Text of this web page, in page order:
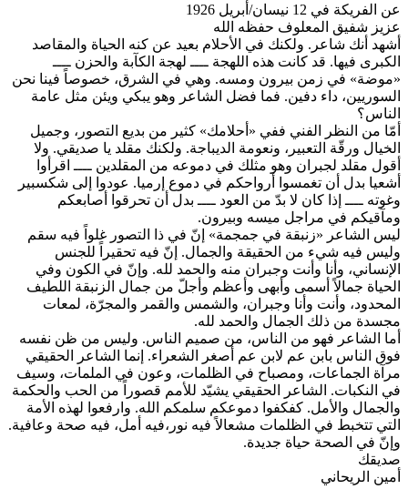
عن الفريكة في 12 نيسان/أبريل 1926
عزيز شفيق المعلوف حفظه الله
أشهد أنك شاعر. ولكنك في الأحلام بعيد عن كنه الحياة والمقاصد
الكبرى فيها. قد كانت هذه اللهجة ــــ لهجة الكآبة والحزن ــــ
«موضة» في زمن بيرون ومسه. وهي في الشرق، خصوصاً فينا نحن
السوريين، داء دفين. فما فضل الشاعر وهو يبكي ويئن مثل عامة
الناس؟
أمّا من النظر الفني ففي «أحلامك» كثير من بديع التصور، وجميل
الخيال ورقّة التعبير، ونعومة الديباجة. ولكنك مقلد يا صديقي. ولا
أقول مقلد لجبران وهو مثلك في دموعه من المقلدين ــــ اقرأوا
أشعيا بدل أن تغمسوا أرواحكم في دموع إرميا. عودوا إلى شكسبير
وغوته ــــ إذا كان لا بدّ من العود ــــ بدل أن تحرقوا أصابعكم
ومآقيكم في مراجل ميسه وبيرون.
ليس الشاعر «زنبقة في جمجمة» إنّ في ذا التصور غلواً فيه سقم
وليس فيه شيء من الحقيقة والجمال. إنّ فيه تحقيراً للجنس
الإنساني، وأنا وأنت وجبران منه والحمد لله. وإنّ في الكون وفي
الحياة جمالاً أسمى وأبهى وأعظم وأجلّ من جمال الزنبقة اللطيف
المحدود، وأنت وأنا وجبران، والشمس والقمر والمجرّة، لمعات
مجسدة من ذلك الجمال والحمد لله.
أما الشاعر فهو من الناس، من صميم الناس. وليس من ظن نفسه
فوق الناس بابن عم لابن عم أصغر الشعراء. إنما الشاعر الحقيقي
مرآة الجماعات، ومصباح في الظلمات، وعون في الملمات، وسيف
في النكبات. الشاعر الحقيقي يشيّد للأمم قصوراً من الحب والحكمة
والجمال والأمل. كفكفوا دموعكم سلمكم الله. وارفعوا لهذه الأمة
التي تتخبط في الظلمات مشعالاً فيه نور،فيه أمل، فيه صحة وعافية.
وإنّ في الصحة حياة جديدة.
صديقك
أمين الريحاني